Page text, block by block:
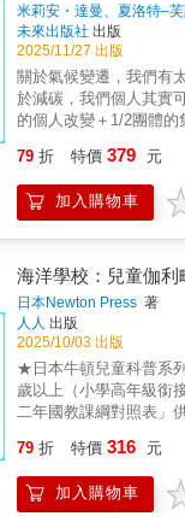
米莉安・達曼、夏洛特–
未來出版社 出版
2025/11/27 出版
關於氣候變遷，我們有
於減碳，我們個人其實
的個人改變＋1/2團體的
必在50年後，面臨升溫
請大家一起來釐清對氣
過世界同步的環境報告
候變遷根本不存在？
沒什麼影響吧？真相3
麼好擔心的？真相4 都
5 大自然會自己復原？
有用，只好適應環境？
救人類？真相8 氣候變
的事？真相9 我們已經
了，根本無法改變？關
不同的問題，例如•天氣
時都實行零廢棄生活，
吧？或者會對氣象專家
79 折 特價 379 元
加入購物車
海洋學校：兒童伽利
日本Newton Press 著
人人 出版
2025/10/03 出版
★日本牛頓兒童科普
歲以上（小學高年級
二年國教課綱對照表」
仍隱藏著無數謎團。兒
以「海」為主題，帶領
險交織的旅程。 ☆從
79 折 特價 316 元
加入購物車